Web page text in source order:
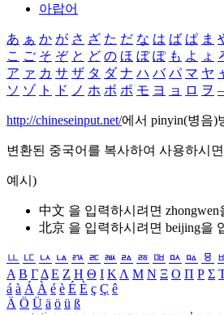
아랍어
あ ぁ か が さ ざ た だ な は ば ぱ ま
こ ご そ ぞ と ど の ほ ぼ ぽ も よ ょ
ア ァ カ サ ザ タ ダ ナ ハ バ パ マ ヤ
ソ ゾ ト ド ノ ホ ボ ポ モ ヨ ョ ロ ヲ
http://chineseinput.net/에서 pinyin(병음)
변환된 중국어를 복사하여 사용하시
예시)
中文 을 입력하시려면 zhongwen
北京 을 입력하시려면 beijing을
ㅥ ㅦ ㅧ ㅨ ㅩ ㅪ ㅫ ㅬ ㅭ ㅮ ㅯ ㅰ ㅱ
Α Β ΓΔ Ε Ζ Η Θ Ι ΚΛ Μ Ν Ξ Ο Π Ρ Σ
á à Á À é è É È ç Ç ê
Ä Ö Ü ä ö ü ß